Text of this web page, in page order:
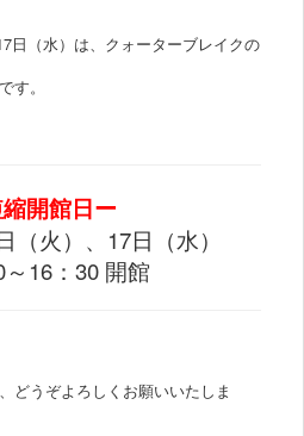
日（水）は、クォーターブレイクの
す。
開館日ー
（火）、17日（水）
16：30 開館
どうぞよろしくお願いいたしま